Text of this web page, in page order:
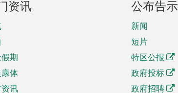
资讯
期
体
讯
公布告示
新闻
短片
特区公报
政府投标
政府招聘